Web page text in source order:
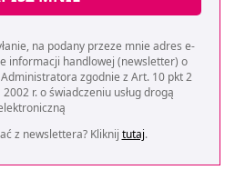
na podany przeze mnie adres e-
informacji handlowej (newsletter) o
zgodnie z Art. 10 pkt 2
r. o świadczeniu usług drogą
z newslettera? Kliknij tutaj.